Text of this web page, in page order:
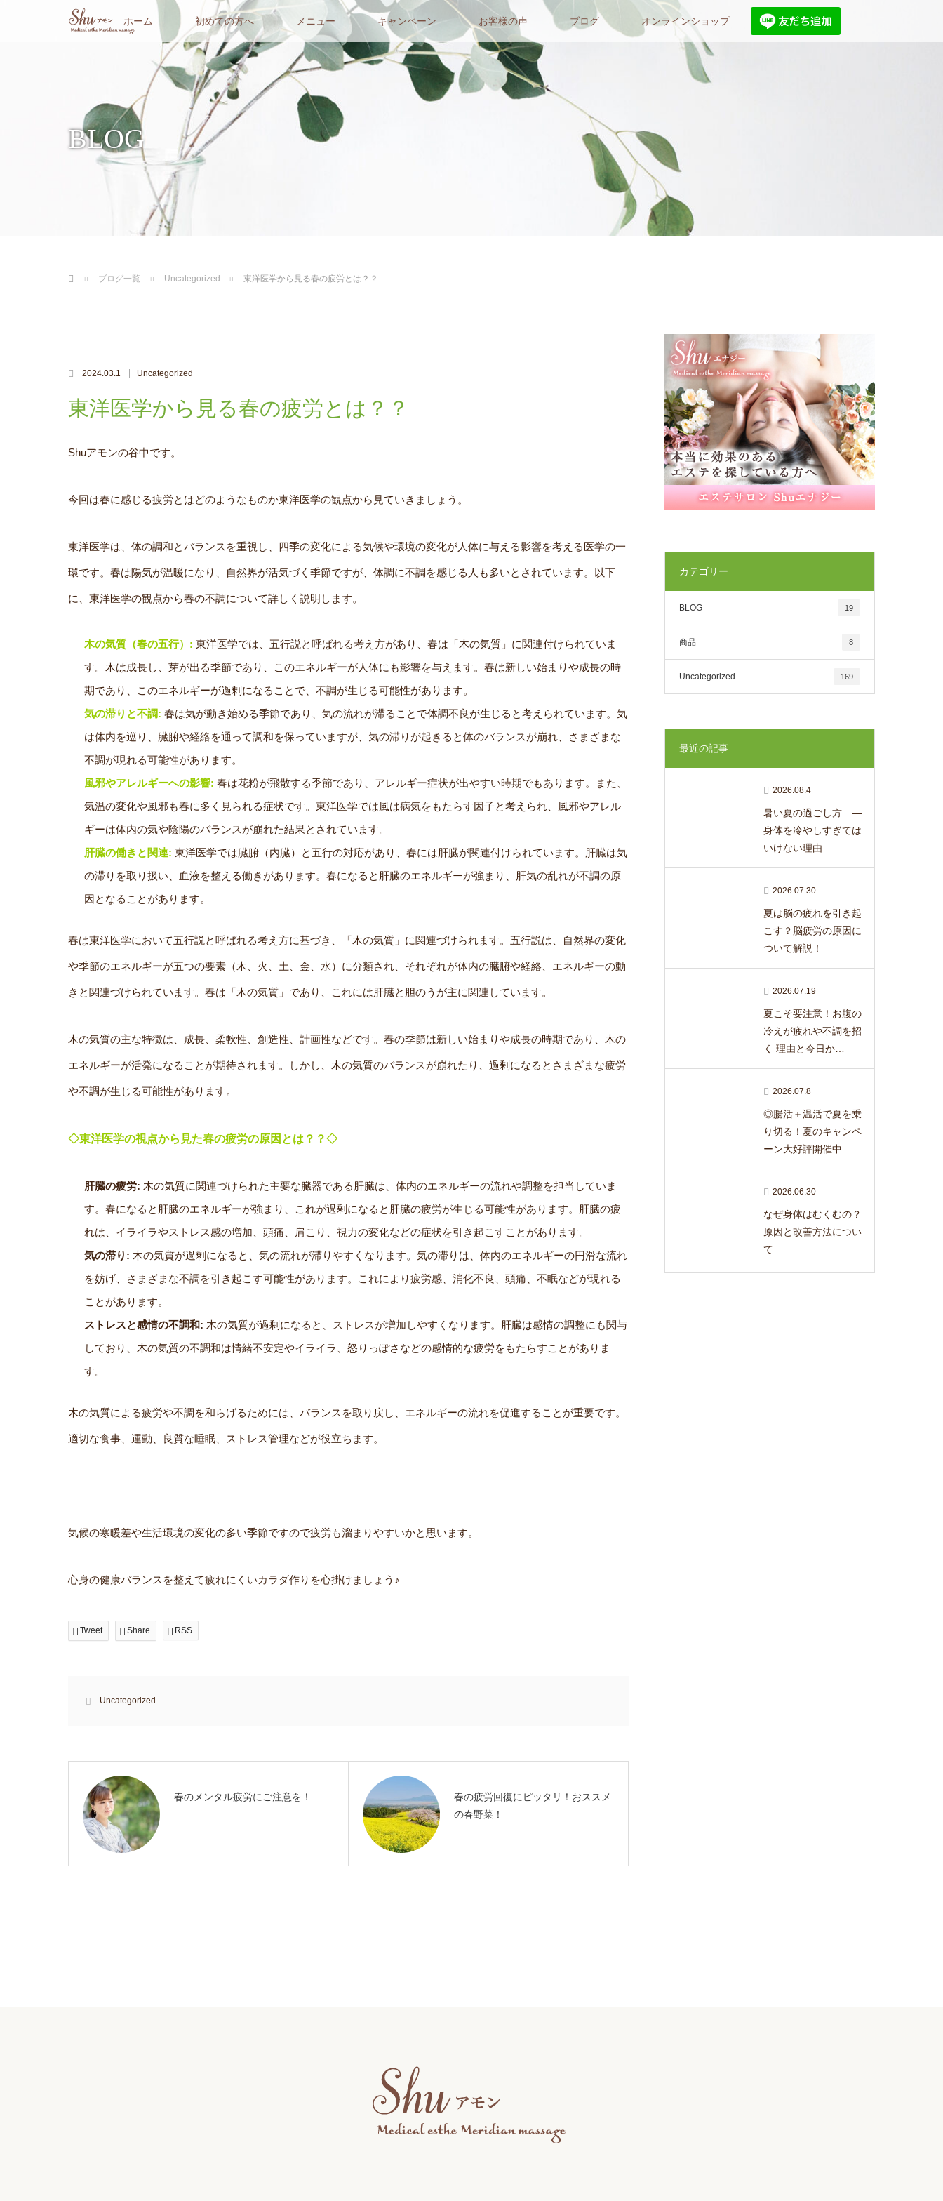
ホーム 初めての方へ メニュー キャンペーン お客様の声 ブログ オンラインショップ
BLOG
ブログ一覧
Uncategorized 東洋医学から見る春の疲労とは？？
2024.03.1 Uncategorized
東洋医学から見る春の疲労とは？？
Shuアモンの谷中です。
今回は春に感じる疲労とはどのようなものか東洋医学の観点から見ていきましょう。
東洋医学は、体の調和とバランスを重視し、四季の変化による気候や環境の変化が人体に与える影響を考える医学の一
環です。春は陽気が温暖になり、自然界が活気づく季節ですが、体調に不調を感じる人も多いとされています。以下
に、東洋医学の観点から春の不調について詳しく説明します。
木の気質（春の五行）: 東洋医学では、五行説と呼ばれる考え方があり、春は「木の気質」に関連付けられていま
す。木は成長し、芽が出る季節であり、このエネルギーが人体にも影響を与えます。春は新しい始まりや成長の時
期であり、このエネルギーが過剰になることで、不調が生じる可能性があります。
気の滞りと不調: 春は気が動き始める季節であり、気の流れが滞ることで体調不良が生じると考えられています。気
は体内を巡り、臓腑や経絡を通って調和を保っていますが、気の滞りが起きると体のバランスが崩れ、さまざまな
不調が現れる可能性があります。
風邪やアレルギーへの影響: 春は花粉が飛散する季節であり、アレルギー症状が出やすい時期でもあります。また、
気温の変化や風邪も春に多く見られる症状です。東洋医学では風は病気をもたらす因子と考えられ、風邪やアレル
ギーは体内の気や陰陽のバランスが崩れた結果とされています。
肝臓の働きと関連: 東洋医学では臓腑（内臓）と五行の対応があり、春には肝臓が関連付けられています。肝臓は気
の滞りを取り扱い、血液を整える働きがあります。春になると肝臓のエネルギーが強まり、肝気の乱れが不調の原
因となることがあります。
春は東洋医学において五行説と呼ばれる考え方に基づき、「木の気質」に関連づけられます。五行説は、自然界の変化
や季節のエネルギーが五つの要素（木、火、土、金、水）に分類され、それぞれが体内の臓腑や経絡、エネルギーの動
きと関連づけられています。春は「木の気質」であり、これには肝臓と胆のうが主に関連しています。
木の気質の主な特徴は、成長、柔軟性、創造性、計画性などです。春の季節は新しい始まりや成長の時期であり、木の
エネルギーが活発になることが期待されます。しかし、木の気質のバランスが崩れたり、過剰になるとさまざまな疲労
や不調が生じる可能性があります。
◇東洋医学の視点から見た春の疲労の原因とは？？◇
肝臓の疲労: 木の気質に関連づけられた主要な臓器である肝臓は、体内のエネルギーの流れや調整を担当していま
す。春になると肝臓のエネルギーが強まり、これが過剰になると肝臓の疲労が生じる可能性があります。肝臓の疲
れは、イライラやストレス感の増加、頭痛、肩こり、視力の変化などの症状を引き起こすことがあります。
気の滞り: 木の気質が過剰になると、気の流れが滞りやすくなります。気の滞りは、体内のエネルギーの円滑な流れ
を妨げ、さまざまな不調を引き起こす可能性があります。これにより疲労感、消化不良、頭痛、不眠などが現れる
ことがあります。
ストレスと感情の不調和: 木の気質が過剰になると、ストレスが増加しやすくなります。肝臓は感情の調整にも関与
しており、木の気質の不調和は情緒不安定やイライラ、怒りっぽさなどの感情的な疲労をもたらすことがありま
す。
木の気質による疲労や不調を和らげるためには、バランスを取り戻し、エネルギーの流れを促進することが重要です。
適切な食事、運動、良質な睡眠、ストレス管理などが役立ちます。
気候の寒暖差や生活環境の変化の多い季節ですので疲労も溜まりやすいかと思います。
心身の健康バランスを整えて疲れにくいカラダ作りを心掛けましょう♪
Tweet Share RSS
Uncategorized
春のメンタル疲労にご注意を！
春の疲労回復にピッタリ！おススメ
の春野菜！
カテゴリー
BLOG 19
商品 8
Uncategorized 169
最近の記事
2026.08.4
暑い夏の過ごし方 ―
身体を冷やしすぎては
いけない理由―
2026.07.30
夏は脳の疲れを引き起
こす？脳疲労の原因に
ついて解説！
2026.07.19
夏こそ要注意！お腹の
冷えが疲れや不調を招
く 理由と今日か…
2026.07.8
◎腸活＋温活で夏を乗
り切る！夏のキャンペ
ーン大好評開催中…
2026.06.30
なぜ身体はむくむの？
原因と改善方法につい
て